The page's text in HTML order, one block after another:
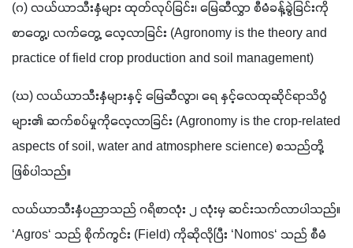
(ဂ) လယ်ယာသီးနှံများ ထုတ်လုပ်ခြင်း၊ မြေဆီလွှာ စီမံခန့်ခွဲခြင်းကို
စာတွေ့၊ လက်တွေ့ လေ့လာခြင်း (Agronomy is the theory and
practice of field crop production and soil management)
(ဃ) လယ်ယာသီးနှံများနှင့် မြေဆီလွာ၊ ရေ နှင့်လေထုဆိုင်ရာသိပ္ပံ
များ၏ ဆက်စပ်မှုကိုလေ့လာခြင်း (Agronomy is the crop-related
aspects of soil, water and atmosphere science) စသည်တို့
ဖြစ်ပါသည်။
လယ်ယာသီးနှံပညာသည် ဂရိစာလုံး ၂ လုံးမှ ဆင်းသက်လာပါသည်။
‘Agros‘ သည် စိုက်ကွင်း (Field) ကိုဆိုလိုပြီး ‘Nomos‘ သည် စီမံ